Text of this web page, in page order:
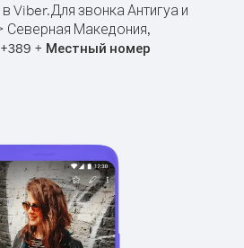
Viber.Для звонка Антигуа и
Северная Македония,
+389 + Местный номер